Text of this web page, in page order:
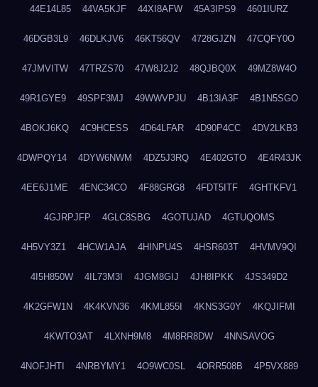
44E14L85 44VA5KJF 44XI8AFW 45A3IPS9 4601IURZ
46DGB3L9 46DLKJV6 46KT56QV 4728GJZN 47CQFY0O
47JMVITW 47TRZS70 47W8J2J2 48QJBQ0X 49MZ8W4O
49R1GYE9 49SPF3MJ 49WWVPJU 4B13IA3F 4B1N5SGO
4BOKJ6KQ 4C9HCESS 4D64LFAR 4D90P4CC 4DV2LKB3
4DWPQY14 4DYW6NWM 4DZ5J3RQ 4E402GTO 4E4R43JK
4EE6J1ME 4ENC34CO 4F88GRG8 4FDT5ITF 4GHTKFV1
4GJRPJFP 4GLC8SBG 4GOTUJAD 4GTUQOMS
4H5VY3Z1 4HCW1AJA 4HINPU4S 4HSR603T 4HVMV9QI
4I5H850W 4IL73M3I 4JGM8GIJ 4JH8IPKK 4JS349D2
4K2GFW1N 4K4KVN36 4KML855I 4KNS3G0Y 4KQJIFMI
4KWTO3AT 4LXNH9M8 4M8RR8DW 4NNSAVOG
4NOFJHTI 4NRBYMY1 4O9WC0SL 4ORR508B 4P5VX889